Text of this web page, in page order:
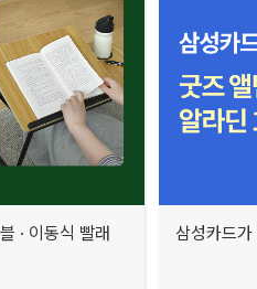
· 이동식 빨래
삼성카드